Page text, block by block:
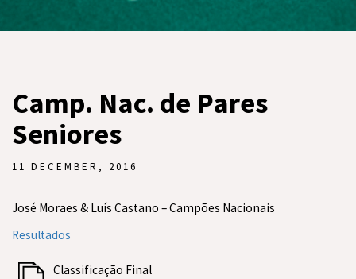
Camp. Nac. de Pares
Seniores
11 DECEMBER, 2016
José Moraes & Luís Castano – Campões Nacionais
Resultados
Classificação Final